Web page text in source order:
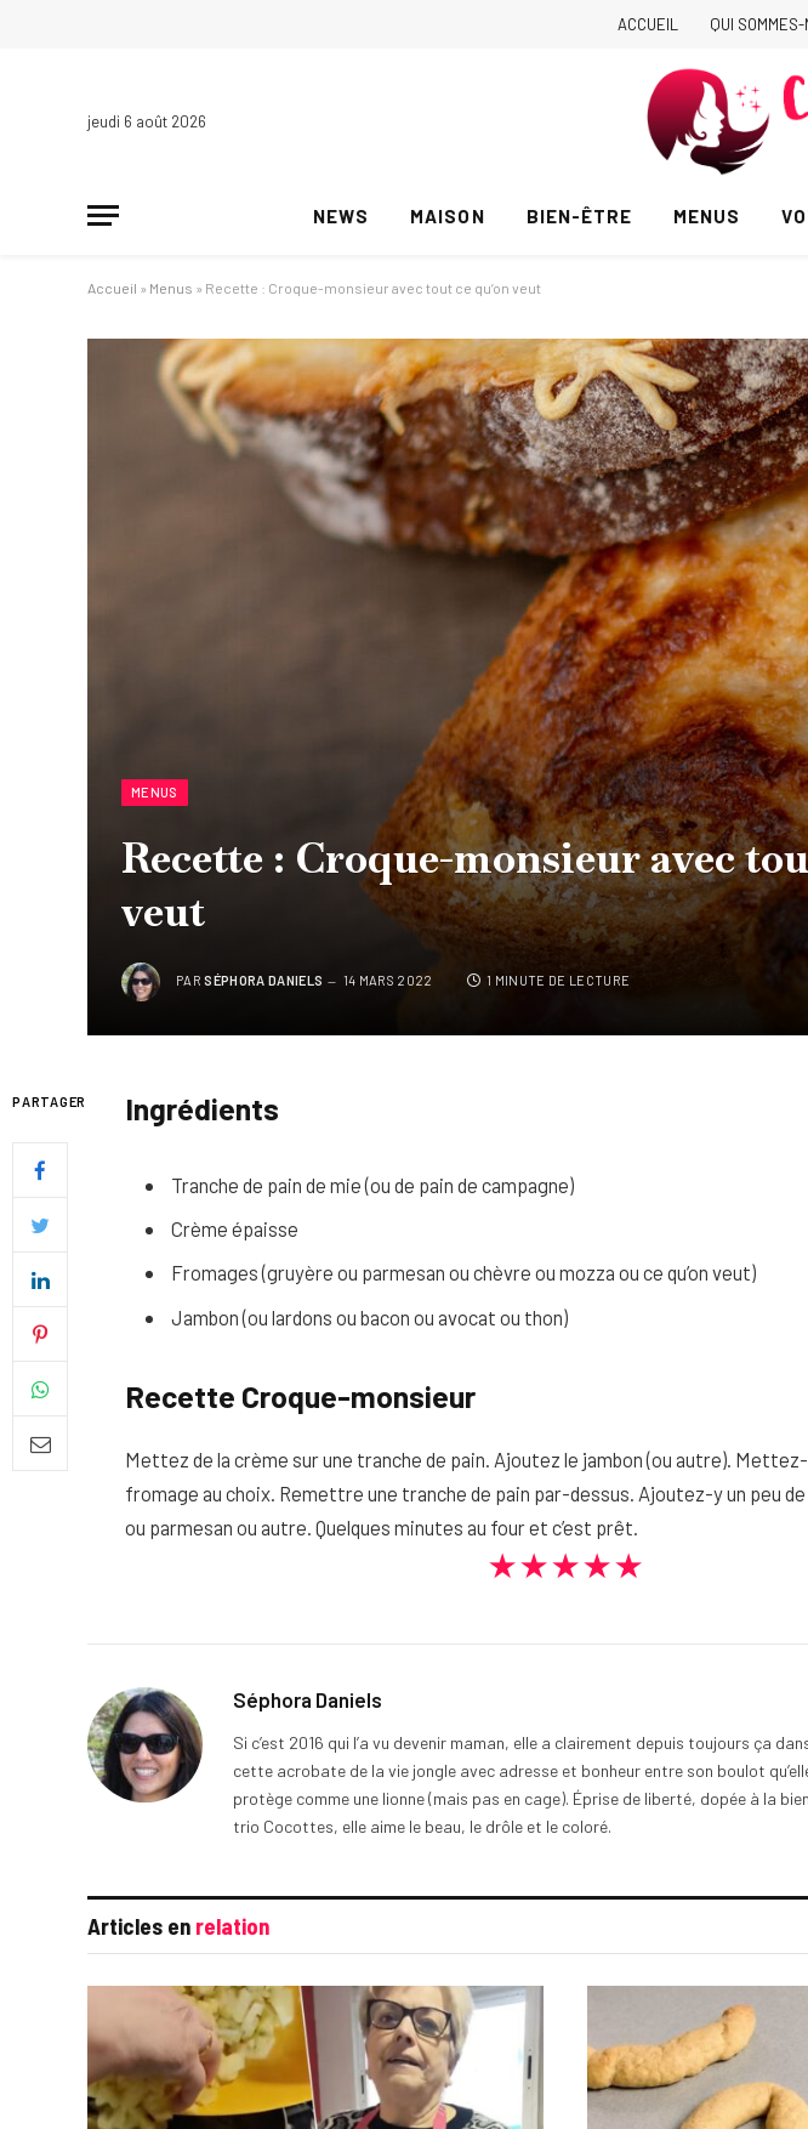
ACCUEIL QUI SOMMES-
jeudi 6 août 2026
NEWS MAISON BIEN-ÊTRE MENUS
Accueil » Menus » Recette : Croque-monsieur avec tout ce qu’on veut
MENUS
Recette : Croque-monsieur avec
veut
PAR SÉPHORA DANIELS 14 MARS 2022 1 MINUTE DE LECTURE
PARTAGER Ingrédients
Tranche de pain de mie (ou de pain de campagne)
Crème épaisse
Fromages (gruyère ou parmesan ou chèvre ou mozza ou ce qu’on veut)
Jambon (ou lardons ou bacon ou avocat ou thon)
Recette Croque-monsieur
Mettez de la crème sur une tranche de pain. Ajoutez le jambon (ou autre).
fromage au choix. Remettre une tranche de pain par-dessus. Ajoutez-y un peu
ou parmesan ou autre. Quelques minutes au four et c’est prêt.
★★★★★
Séphora Daniels
Si c’est 2016 qui l’a vu devenir maman, elle a clairement depuis toujours ça
cette acrobate de la vie jongle avec adresse et bonheur entre son boulot
protège comme une lionne (mais pas en cage). Éprise de liberté, dopée à la
trio Cocottes, elle aime le beau, le drôle et le coloré.
Articles en relation
Quel soin adopter pour une peau
uniforme et lumineuse
Peau sèche
utiliser pour